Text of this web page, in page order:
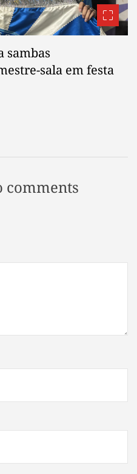
sambas
sala em festa
comments